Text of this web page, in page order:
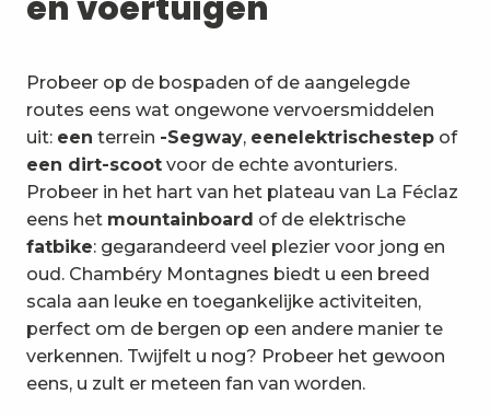
Probeer op de bospaden of de aangelegde
routes eens wat ongewone vervoersmiddelen
uit: een terrein -Segway, eenelektrischestep of
een dirt-scoot voor de echte avonturiers.
Probeer in het hart van het plateau van La Féclaz
eens het mountainboard of de elektrische
fatbike: gegarandeerd veel plezier voor jong en
oud. Chambéry Montagnes biedt u een breed
scala aan leuke en toegankelijke activiteiten,
perfect om de bergen op een andere manier te
verkennen. Twijfelt u nog? Probeer het gewoon
eens, u zult er meteen fan van worden.